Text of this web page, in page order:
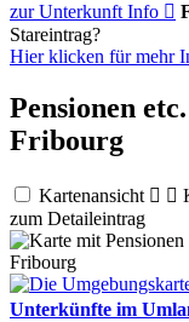
zur Unterkunft Info 
Stareintrag?
Hier klicken für mehr
Pensionen
Fribourg
Kartenansicht  
zum Detaileintrag
Unterkünfte im